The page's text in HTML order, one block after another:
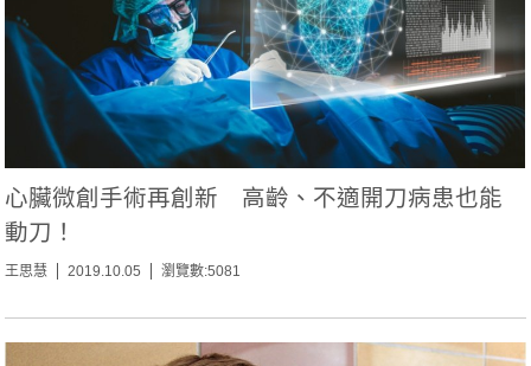
心臟微創手術再創新 高齡、不適開刀病患也能
動刀！
王思慧 2019.10.05 瀏覽數:5081